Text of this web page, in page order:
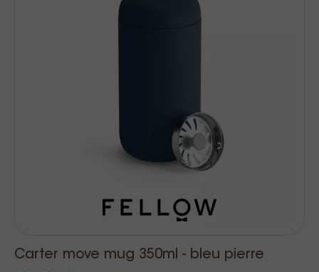
Carter move mug 350ml - bleu pierre